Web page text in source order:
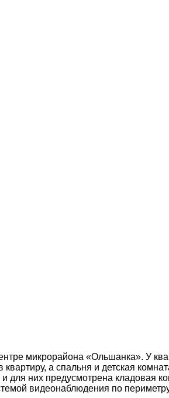
микрорайона «Ольшанка». У
а спальня и детская
для них предусмотрена кладовая
видеонаблюдения по